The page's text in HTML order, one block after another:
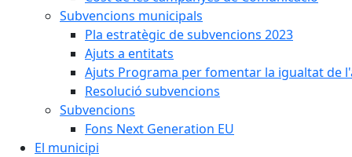
Subvencions municipals
Pla estratègic de subvencions 2023
Ajuts a entitats
Ajuts Programa per fomentar la igualtat de
Resolució subvencions
Subvencions
Fons Next Generation EU
El municipi